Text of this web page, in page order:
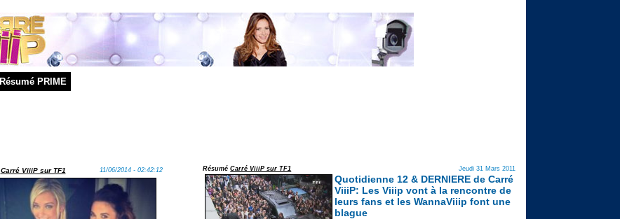
Résumé PRIME
Carré ViiiP sur TF1 11/06/2014 - 02:42:12 RésuméCarré ViiiP sur TF1 Jeudi 31 Mars 2011
Quotidienne 12 & DERNIERE de Carré
ViiiP: Les Viiip vont à la rencontre de
leurs fans et les WannaViiip font une
blague